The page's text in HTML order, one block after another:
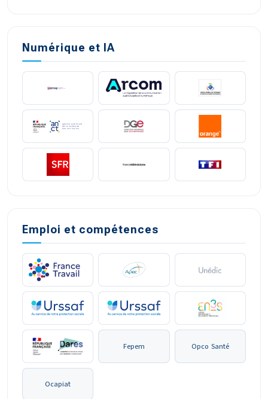
Numérique et IA
Emploi et compétences
Fepem Opco Santé
Ocapiat